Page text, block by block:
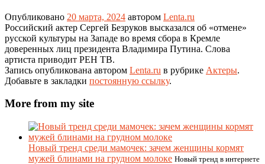
Опубликовано 20 марта, 2024 автором Lenta.ru
Российский актер Сергей Безруков высказался об «отмене»
русской культуры на Западе во время сбора в Кремле
доверенных лиц президента Владимира Путина. Слова
артиста приводит РЕН ТВ.
Запись опубликована автором Lenta.ru в рубрике Актеры.
Добавьте в закладки постоянную ссылку.
More from my site
Новый тренд среди мамочек: зачем женщины кормят
мужей блинами на грудном молоке Новый тренд в интернете